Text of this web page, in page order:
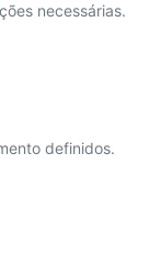
necessárias.
definidos.